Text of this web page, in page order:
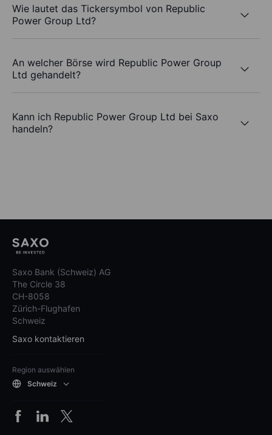
Wie lautet das Tickersymbol von Republic
Power Group Ltd?
An welcher Börse wird Republic Power Group
Ltd gehandelt?
Kann ich Republic Power Group Ltd bei Saxo
handeln?
Saxo Bank (Schweiz) AG
The Circle 38
CH-8058
Zürich-Flughafen
Schweiz
Saxo kontaktieren
Region auswählen
Schweiz